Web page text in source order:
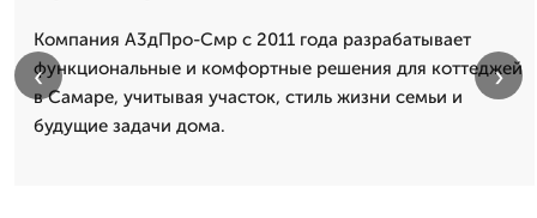
Компания А3дПро-Смр с 2011 года разрабатывает
функциональные и комфортные решения для коттеджей
в Самаре, учитывая участок, стиль жизни семьи и
будущие задачи дома.
‹ ›